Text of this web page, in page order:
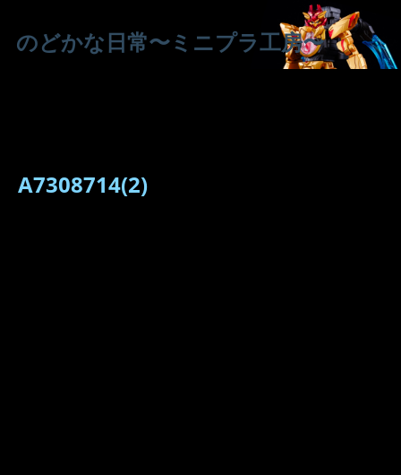
のどかな日常〜ミニプラ工房〜
A7308714(2)